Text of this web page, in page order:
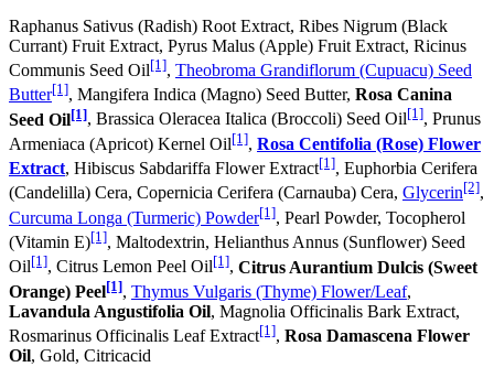
Raphanus Sativus (Radish) Root Extract, Ribes Nigrum (Black
Currant) Fruit Extract, Pyrus Malus (Apple) Fruit Extract, Ricinus
Communis Seed Oil[1], Theobroma Grandiflorum (Cupuacu) Seed
Butter[1], Mangifera Indica (Magno) Seed Butter, Rosa Canina
Seed Oil[1], Brassica Oleracea Italica (Broccoli) Seed Oil[1], Prunus
Armeniaca (Apricot) Kernel Oil[1], Rosa Centifolia (Rose) Flower
Extract, Hibiscus Sabdariffa Flower Extract[1], Euphorbia Cerifera
(Candelilla) Cera, Copernicia Cerifera (Carnauba) Cera, Glycerin[2],
Curcuma Longa (Turmeric) Powder[1], Pearl Powder, Tocopherol
(Vitamin E)[1], Maltodextrin, Helianthus Annus (Sunflower) Seed
Oil[1], Citrus Lemon Peel Oil[1], Citrus Aurantium Dulcis (Sweet
Orange) Peel[1], Thymus Vulgaris (Thyme) Flower/Leaf,
Lavandula Angustifolia Oil, Magnolia Officinalis Bark Extract,
Rosmarinus Officinalis Leaf Extract[1], Rosa Damascena Flower
Oil, Gold, Citricacid